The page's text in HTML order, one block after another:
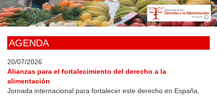
Skip
to
main
AGENDA
20/07/2026
Alianzas para el fortalecimiento del derecho a la
alimentación
Jornada internacional para fortalecer este derecho en España,